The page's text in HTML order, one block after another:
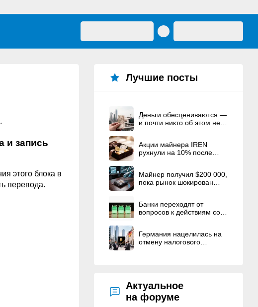
и запись
этого блока в
перевода.
Лучшие посты
Деньги обесцениваются —
и почти никто об этом не
Акции майнера IREN
рухнули на 10% после
основателям
Майнер получил $200 000,
пока рынок шокирован
Банки переходят от
вопросов к действиям со
Германия нацелилась на
отмену налогового
Актуальное
на форуме